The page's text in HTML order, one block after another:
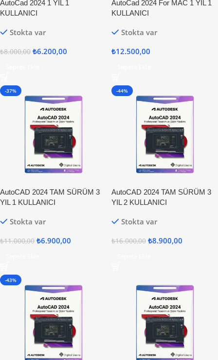
AutoCad 2024 1 YIL 1
KULLANICI
Stokta var
₺8.000,00 ₺6.200,00
AutoCad 2024 For MAC 1 YIL 1
KULLANICI
Stokta var
₺12.500,00
-37%
AutoCAD 2024 TAM SÜRÜM 3
YIL 1 KULLANICI
Stokta var
₺11.000,00 ₺6.900,00
-44%
AutoCAD 2024 TAM SÜRÜM 3
YIL 2 KULLANICI
Stokta var
₺16.000,00 ₺8.900,00
-43%